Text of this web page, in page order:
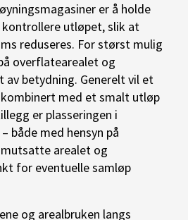
er å holde
utløpet, slik at
reduseres. For størst mulig
overflatearealet og
betydning. Generelt vil et
med et smalt utløp
er plasseringen i
både med hensyn på
arealet og
for eventuelle samløp
og arealbruken langs